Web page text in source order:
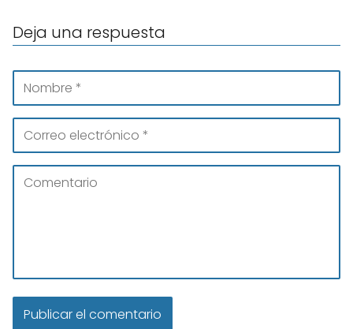
Deja una respuesta